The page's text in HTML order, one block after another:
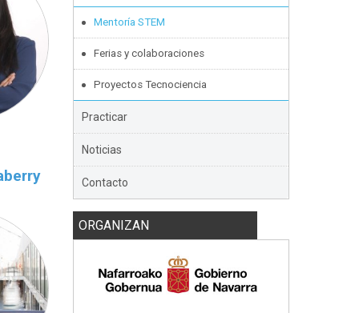
Mentoría STEM
Ferias y colaboraciones
Proyectos Tecnociencia
Practicar
Noticias
Contacto
ORGANIZAN